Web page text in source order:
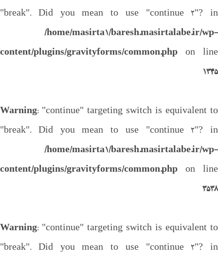
"break". Did you mean to use "continue 2"? in
/home/masirta1/baresh.masirtalabe.ir/wp-
content/plugins/gravityforms/common.php on line
1345
Warning: "continue" targeting switch is equivalent to
"break". Did you mean to use "continue 2"? in
/home/masirta1/baresh.masirtalabe.ir/wp-
content/plugins/gravityforms/common.php on line
3538
Warning: "continue" targeting switch is equivalent to
"break". Did you mean to use "continue 2"? in